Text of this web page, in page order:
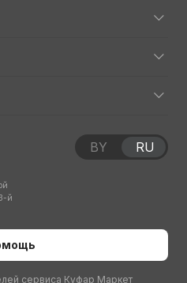
й
сервиса Куфар Маркет
BY RU